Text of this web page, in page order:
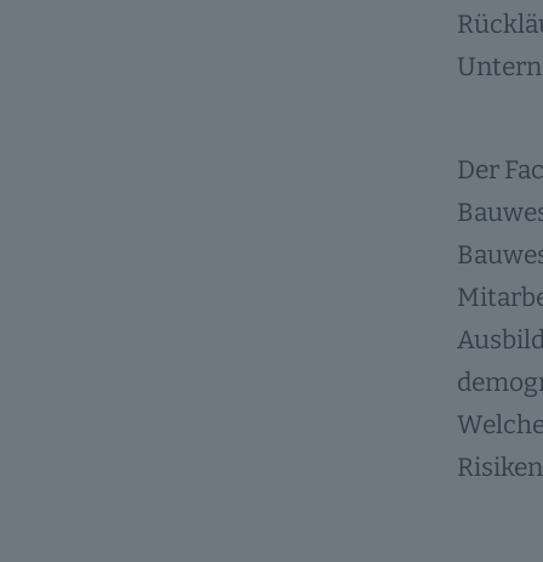
Der